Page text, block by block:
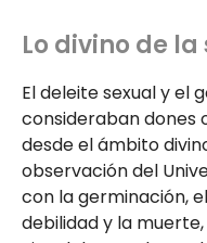
Lo divino de
El deleite sexual y el
consideraban dones
desde el ámbito
observación del
con la germinación,
debilidad y la